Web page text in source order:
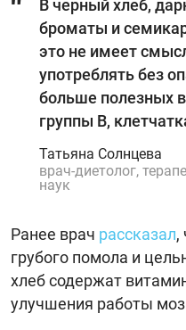
В черный хлеб,
броматы и
это не имеет
употреблять без
больше полезных
группы В,
Татьяна Солнцева
врач-диетолог,
наук
Ранее врач рассказал,
грубого помола и
хлеб содержат
улучшения работы